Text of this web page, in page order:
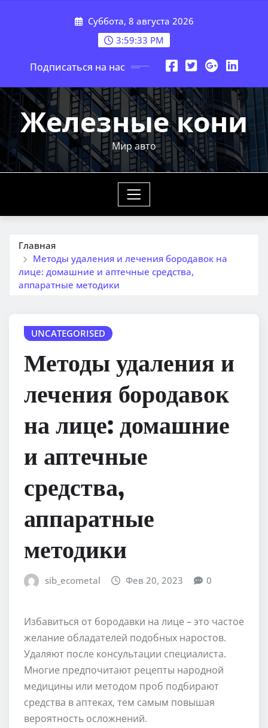
Суббота, 8 августа 2026
3:59:34 PM
Подписаться на нас
Железные кони
Мир авто
Главная
Методы удаления и лечения бородавок на
лице: домашние и аптечные средства,
аппаратные методики
UNCATEGORISED
Методы удаления и
лечения бородавок
на лице: домашние
и аптечные
средства,
аппаратные
методики
sib_ecometal Фев 20, 2023 0
Избавиться от бородавки на лице – это частое
желание обладателей подобных наростов.
Удаляют после консультации специалиста.
Многие предпочитают рецепты народной
медицины или методом проб подбирают
средства в аптеках, тем самым повышая
вероятность осложнений.